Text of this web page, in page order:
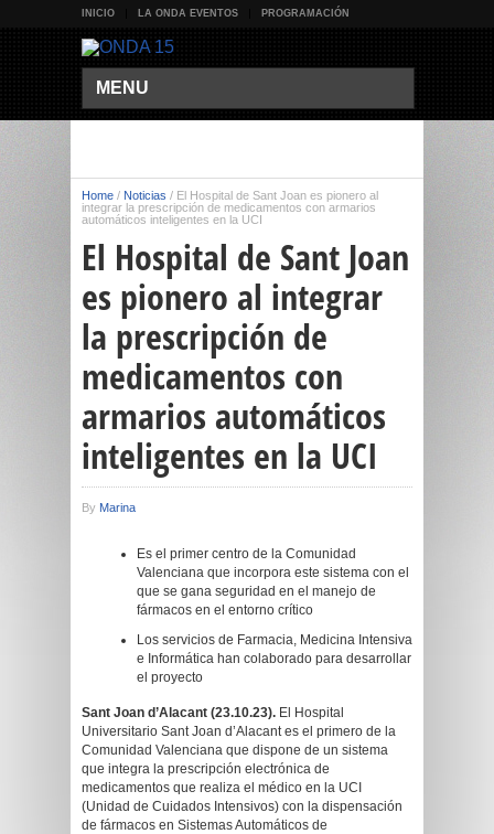
INICIO LA ONDA EVENTOS PROGRAMACIÓN
MENU
Home / Noticias / El Hospital de Sant Joan es pionero al
integrar la prescripción de medicamentos con armarios
automáticos inteligentes en la UCI
El Hospital de Sant Joan
es pionero al integrar
la prescripción de
medicamentos con
armarios automáticos
inteligentes en la UCI
By Marina
Es el primer centro de la Comunidad
Valenciana que incorpora este sistema con el
que se gana seguridad en el manejo de
fármacos en el entorno crítico
Los servicios de Farmacia, Medicina Intensiva
e Informática han colaborado para desarrollar
el proyecto
Sant Joan d’Alacant (23.10.23). El Hospital
Universitario Sant Joan d’Alacant es el primero de la
Comunidad Valenciana que dispone de un sistema
que integra la prescripción electrónica de
medicamentos que realiza el médico en la UCI
(Unidad de Cuidados Intensivos) con la dispensación
de fármacos en Sistemas Automáticos de